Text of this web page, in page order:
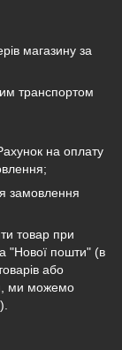
магазину за
транспортом
на оплату
замовлення
товар при
"Нової пошти" (в
або
ми можемо